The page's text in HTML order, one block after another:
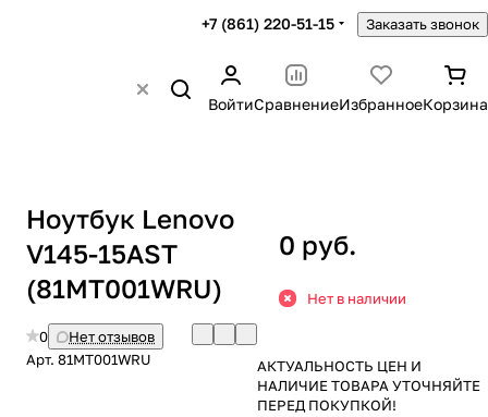
+7 (861) 220-51-15 Заказать звонок
ВойтиСравнениеИзбранноеКорзина
Ноутбук Lenovo
V145-15AST
(81MT001WRU)
0
Нет отзывов
Арт. 81MT001WRU
0 руб.
Нет в наличии
АКТУАЛЬНОСТЬ ЦЕН И
НАЛИЧИЕ ТОВАРА УТОЧНЯЙТЕ
ПЕРЕД ПОКУПКОЙ!